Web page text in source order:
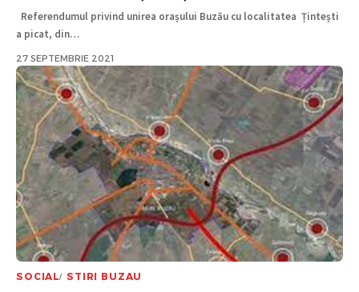
Referendumul privind unirea orașului Buzău cu localitatea Țintești
a picat, din…
27 SEPTEMBRIE 2021
SOCIAL STIRI BUZAU